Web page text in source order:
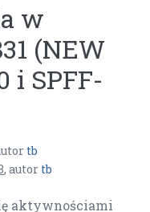
w
(NEW
i SPFF-
tb
, autor tb
aktywnościami